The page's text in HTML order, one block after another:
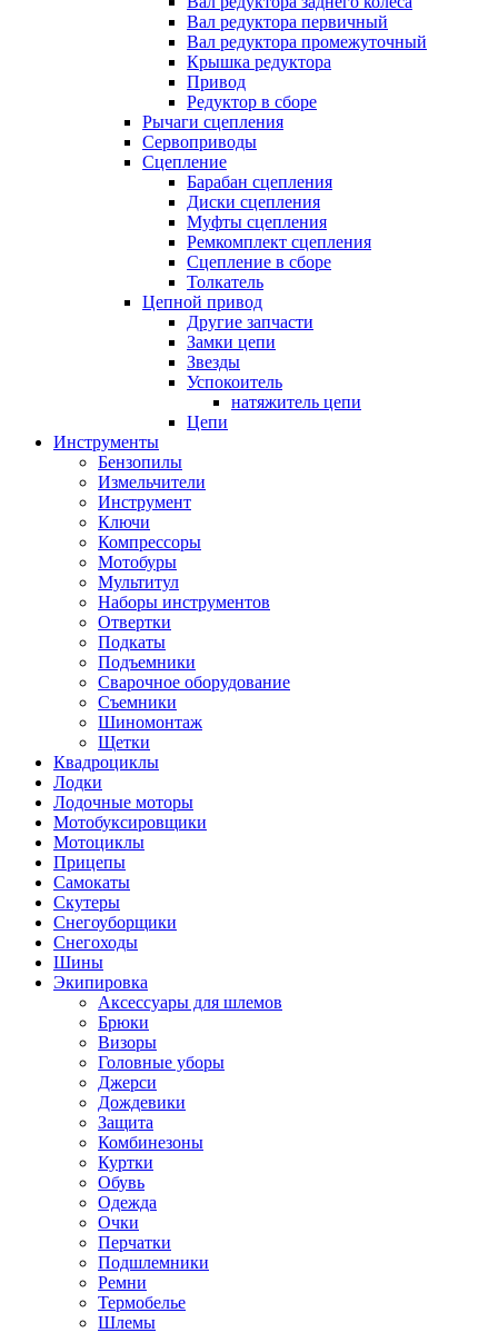
Вал редуктора первичный
Вал редуктора промежуточный
Крышка редуктора
Привод
Редуктор в сборе
Рычаги сцепления
Сервоприводы
Сцепление
Барабан сцепления
Диски сцепления
Муфты сцепления
Ремкомплект сцепления
Сцепление в сборе
Толкатель
Цепной привод
Другие запчасти
Замки цепи
Звезды
Успокоитель
натяжитель цепи
Цепи
Инструменты
Бензопилы
Измельчители
Инструмент
Ключи
Компрессоры
Мотобуры
Мультитул
Наборы инструментов
Отвертки
Подкаты
Подъемники
Сварочное оборудование
Съемники
Шиномонтаж
Щетки
Квадроциклы
Лодки
Лодочные моторы
Мотобуксировщики
Мотоциклы
Прицепы
Самокаты
Скутеры
Снегоуборщики
Снегоходы
Шины
Экипировка
Аксессуары для шлемов
Брюки
Визоры
Головные уборы
Джерси
Дождевики
Защита
Комбинезоны
Куртки
Обувь
Одежда
Очки
Перчатки
Подшлемники
Ремни
Термобелье
Шлемы